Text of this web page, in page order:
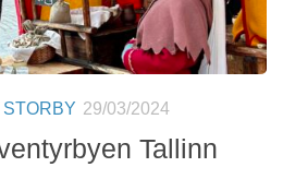
STORBY 29/03/2024
Tallinn